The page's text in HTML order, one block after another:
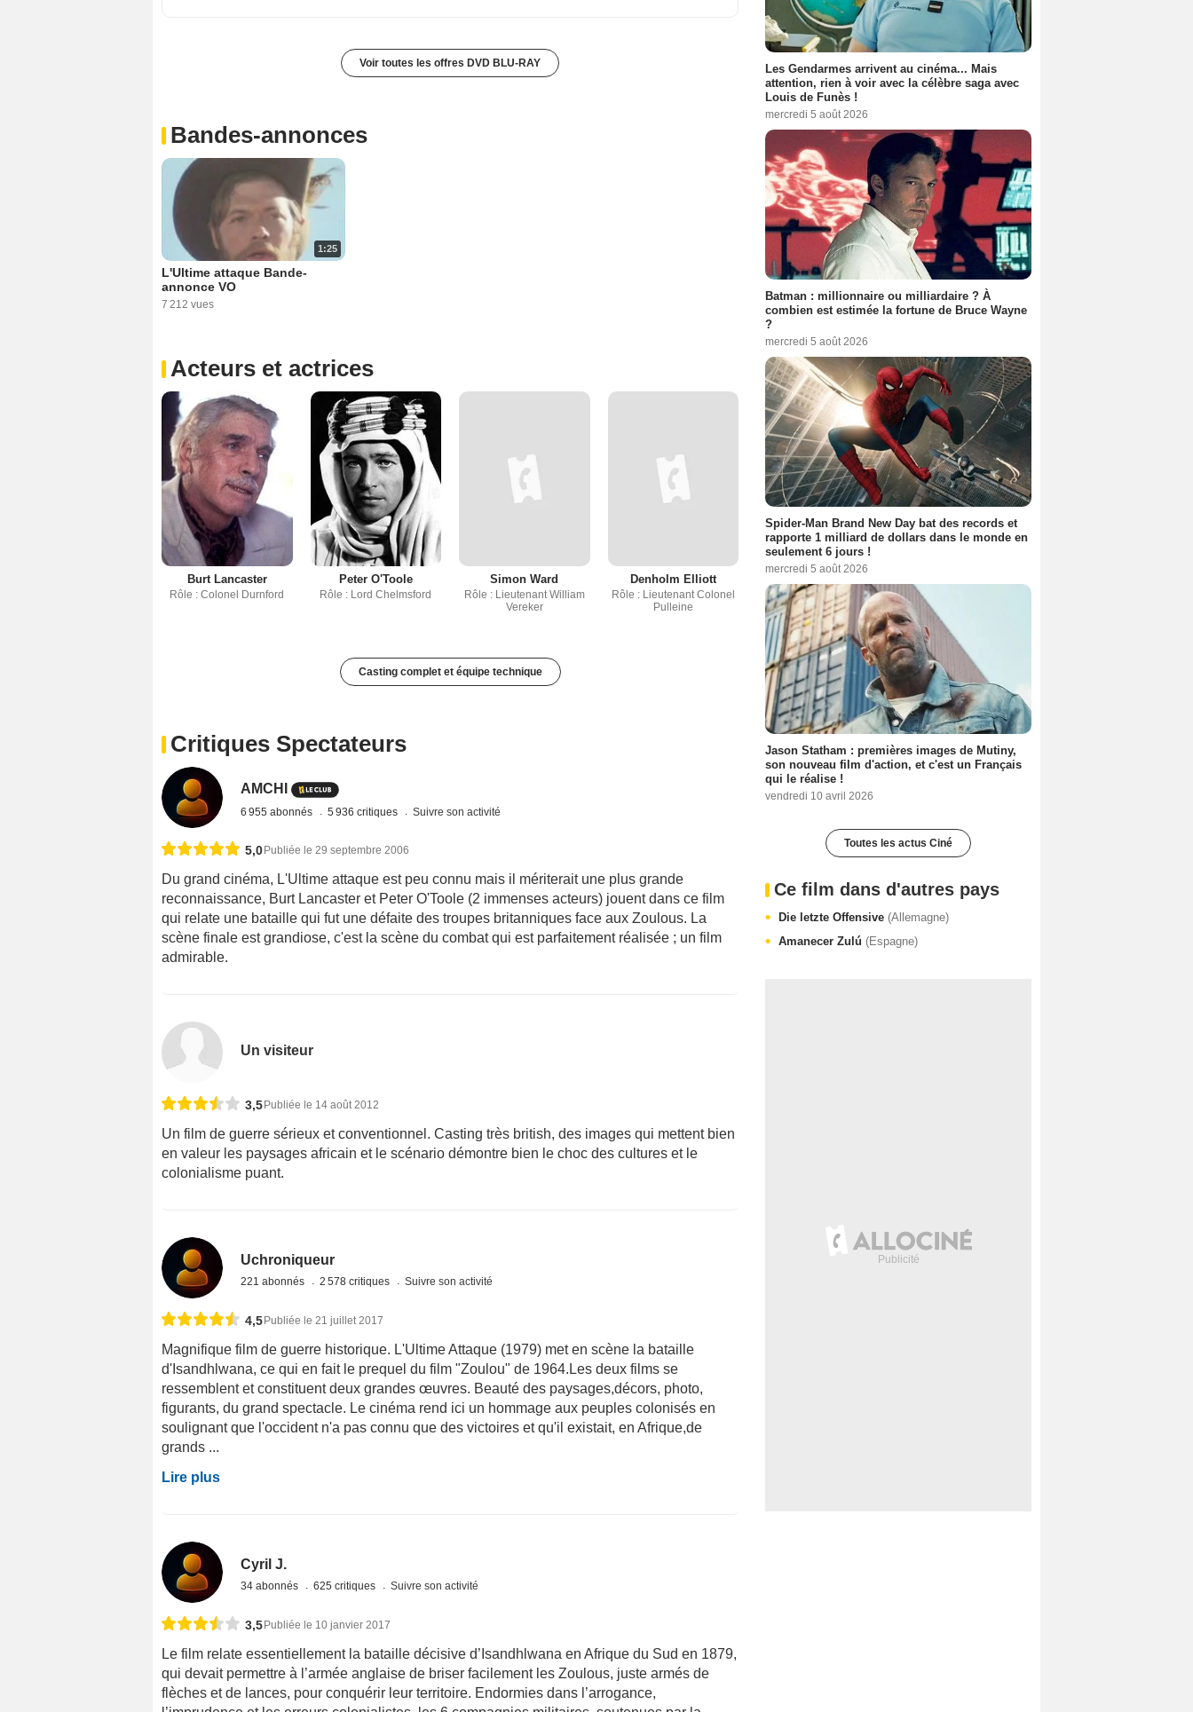
Voir toutes les offres DVD BLU-RAY
Bandes-annonces
1:25
L'Ultime attaque Bande-
annonce VO
7 212 vues
Acteurs et actrices
Burt Lancaster
Rôle : Colonel Durnford
Peter O'Toole
Rôle : Lord Chelmsford
Simon Ward
Rôle : Lieutenant William
Vereker
Denholm Elliott
Rôle : Lieutenant Colonel
Pulleine
Casting complet et équipe technique
Critiques Spectateurs
AMCHI
6 955 abonnés 5 936 critiques Suivre son activité
5,0 Publiée le 29 septembre 2006
Du grand cinéma, L'Ultime attaque est peu connu mais il mériterait une plus grande
reconnaissance, Burt Lancaster et Peter O'Toole (2 immenses acteurs) jouent dans ce film
qui relate une bataille qui fut une défaite des troupes britanniques face aux Zoulous. La
scène finale est grandiose, c'est la scène du combat qui est parfaitement réalisée ; un film
admirable.
Un visiteur
3,5 Publiée le 14 août 2012
Un film de guerre sérieux et conventionnel. Casting très british, des images qui mettent bien
en valeur les paysages africain et le scénario démontre bien le choc des cultures et le
colonialisme puant.
Uchroniqueur
221 abonnés 2 578 critiques Suivre son activité
4,5 Publiée le 21 juillet 2017
Magnifique film de guerre historique. L'Ultime Attaque (1979) met en scène la bataille
d'Isandhlwana, ce qui en fait le prequel du film "Zoulou" de 1964.Les deux films se
ressemblent et constituent deux grandes œuvres. Beauté des paysages,décors, photo,
figurants, du grand spectacle. Le cinéma rend ici un hommage aux peuples colonisés en
soulignant que l'occident n'a pas connu que des victoires et qu'il existait, en Afrique,de
grands ...
Lire plus
Cyril J.
34 abonnés 625 critiques Suivre son activité
3,5 Publiée le 10 janvier 2017
Le film relate essentiellement la bataille décisive d’Isandhlwana en Afrique du Sud en 1879,
qui devait permettre à l’armée anglaise de briser facilement les Zoulous, juste armés de
flèches et de lances, pour conquérir leur territoire. Endormies dans l’arrogance,
Les Gendarmes arrivent au cinéma... Mais
attention, rien à voir avec la célèbre saga avec
Louis de Funès !
mercredi 5 août 2026
Batman : millionnaire ou milliardaire ? À
combien est estimée la fortune de Bruce Wayne
?
mercredi 5 août 2026
Spider-Man Brand New Day bat des records et
rapporte 1 milliard de dollars dans le monde en
seulement 6 jours !
mercredi 5 août 2026
Jason Statham : premières images de Mutiny,
son nouveau film d'action, et c'est un Français
qui le réalise !
vendredi 10 avril 2026
Toutes les actus Ciné
Ce film dans d'autres pays
Die letzte Offensive (Allemagne)
Amanecer Zulú (Espagne)